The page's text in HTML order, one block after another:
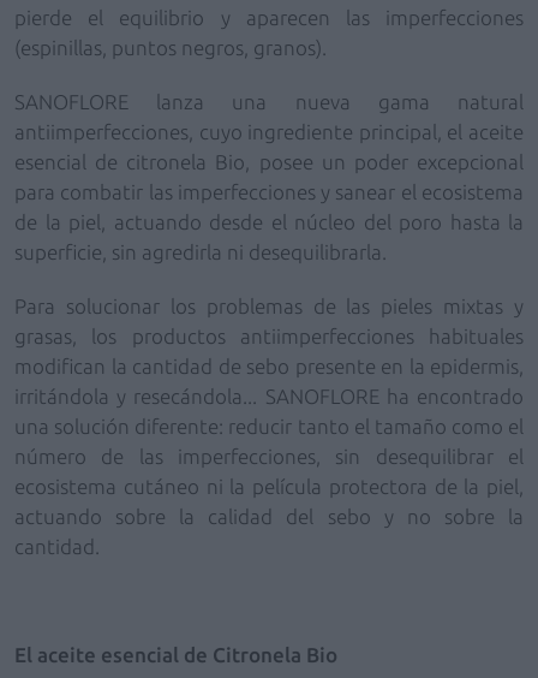
pierde el equilibrio y aparecen las imperfecciones
(espinillas, puntos negros, granos).
SANOFLORE lanza una nueva gama natural
antiimperfecciones, cuyo ingrediente principal, el aceite
esencial de citronela Bio, posee un poder excepcional
para combatir las imperfecciones y sanear el ecosistema
de la piel, actuando desde el núcleo del poro hasta la
superficie, sin agredirla ni desequilibrarla.
Para solucionar los problemas de las pieles mixtas y
grasas, los productos antiimperfecciones habituales
modifican la cantidad de sebo presente en la epidermis,
irritándola y resecándola... SANOFLORE ha encontrado
una solución diferente: reducir tanto el tamaño como el
número de las imperfecciones, sin desequilibrar el
ecosistema cutáneo ni la película protectora de la piel,
actuando sobre la calidad del sebo y no sobre la
cantidad.
El aceite esencial de Citronela Bio